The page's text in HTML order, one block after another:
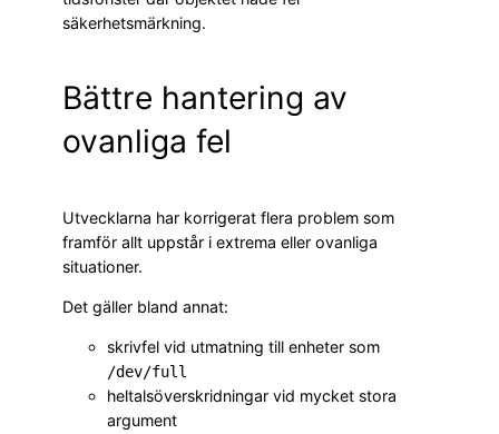
säkerhetsmärkning.
Bättre hantering av
ovanliga fel
Utvecklarna har korrigerat flera problem som
framför allt uppstår i extrema eller ovanliga
situationer.
Det gäller bland annat:
skrivfel vid utmatning till enheter som
/dev/full
heltalsöverskridningar vid mycket stora
argument